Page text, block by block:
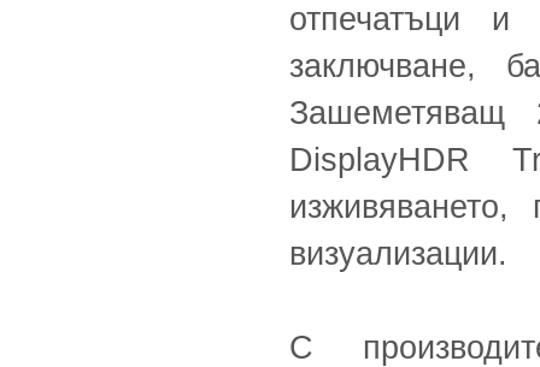
отпечатъци
заключване,
DisplayHDR
изживяването,
визуализации.
С